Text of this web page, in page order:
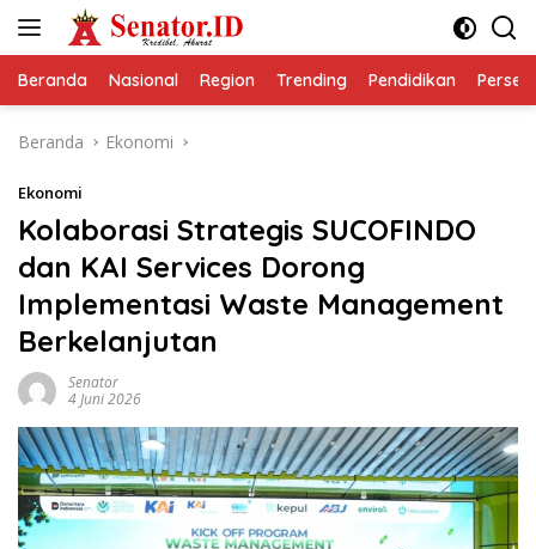
Beranda Nasional Region Trending Pendidikan
Beranda Ekonomi
Ekonomi
Kolaborasi Strategis SUCOFINDO
dan KAI Services Dorong
Implementasi Waste Management
Berkelanjutan
Senator
4 Juni 2026